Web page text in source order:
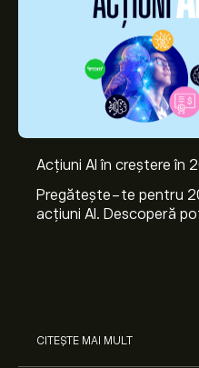
Acțiuni AI în creștere în
Pregătește-te pentru
acțiuni AI. Descoperă
CITEȘTE MAI MULT